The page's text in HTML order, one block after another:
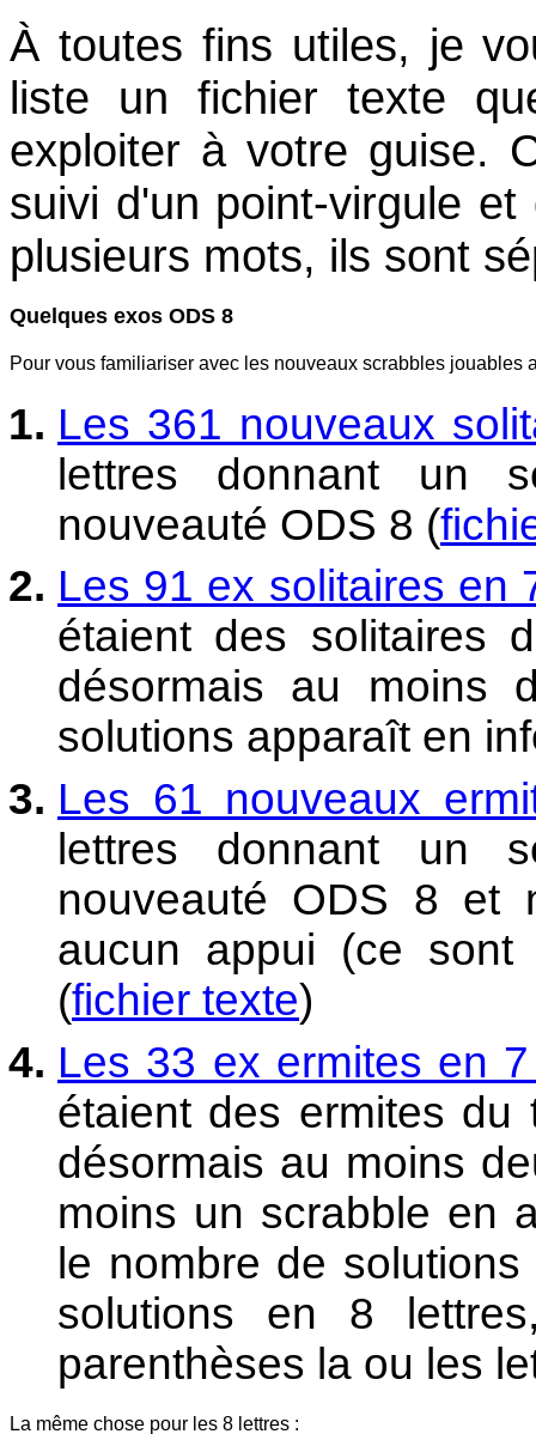
À toutes fins utiles, je
liste un fichier texte
exploiter à votre guise.
suivi d'un point-virgule
plusieurs mots, ils sont
Quelques exos ODS 8
Pour vous familiariser avec les nouveaux scrabbles jouables
Les 361 nouveaux
lettres donnant un
nouveauté ODS 8 (
Les 91 ex solitaires en
étaient des solitaires
désormais au moins
solutions apparaît en
Les 61 nouveaux
lettres donnant un
nouveauté ODS 8 et
aucun appui (ce
(fichier texte)
Les 33 ex ermites en
étaient des ermites
désormais au moins
moins un scrabble en
le nombre de
solutions en 8
parenthèses la ou les
La même chose pour les 8 lettres :